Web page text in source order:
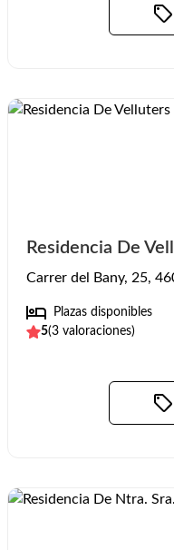
Residencia De
Carrer del Bany, 25,
Plazas disponibles
5(3 valoraciones)